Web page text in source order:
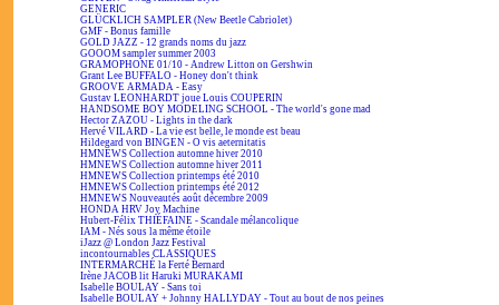
GENERIC
GLÜCKLICH SAMPLER (New Beetle Cabriolet)
GMF - Bonus famille
GOLD JAZZ - 12 grands noms du jazz
GOOOM sampler summer 2003
GRAMOPHONE 01/10 - Andrew Litton on Gershwin
Grant Lee BUFFALO - Honey don't think
GROOVE ARMADA - Easy
Gustav LEONHARDT joue Louis COUPERIN
HANDSOME BOY MODELING SCHOOL - The world's gone mad
Hector ZAZOU - Lights in the dark
Hervé VILARD - La vie est belle, le monde est beau
Hildegard von BINGEN - O vis aeternitatis
HMNEWS Collection automne hiver 2010
HMNEWS Collection automne hiver 2011
HMNEWS Collection printemps été 2010
HMNEWS Collection printemps été 2012
HMNEWS Nouveautés août décembre 2009
HONDA HRV Joy Machine
Hubert-Félix THIÉFAINE - Scandale mélancolique
IAM - Nés sous la même étoile
iJazz @ London Jazz Festival
incontournables CLASSIQUES
INTERMARCHÉ la Ferté Bernard
Irène JACOB lit Haruki MURAKAMI
Isabelle BOULAY - Sans toi
Isabelle BOULAY + Johnny HALLYDAY - Tout au bout de nos peines